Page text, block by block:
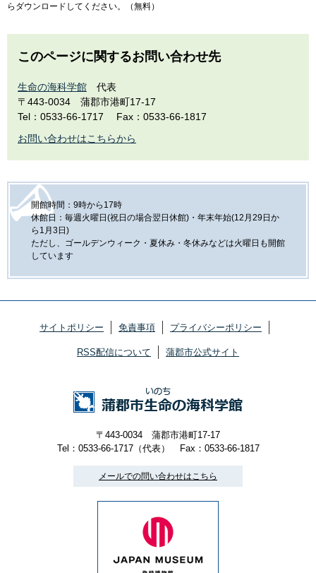
らダウンロードしてください。（無料）
このページに関するお問い合わせ先
生命の海科学館
代表
〒443-0034
蒲郡市港町17-17
Tel：0533-66-1717
Fax：0533-66-1817
お問い合わせはこちらから
開館時間：9時から17時
休館日：毎週火曜日(祝日の場合翌日休館)・年末年始(12月29日か
ら1月3日)
ただし、ゴールデンウィーク・夏休み・冬休みなどは火曜日も開館
しています
サイトポリシー 免責事項 プライバシーポリシー
RSS配信について 蒲郡市公式サイト
〒443-0034 蒲郡市港町17-17
Tel：0533-66-1717（代表）
Fax：0533-66-1817
メールでの問い合わせはこちら